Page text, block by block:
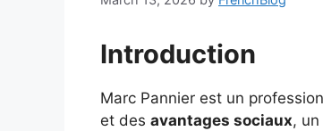
Introduction
Marc Pannier est un
et des avantages sociaux,